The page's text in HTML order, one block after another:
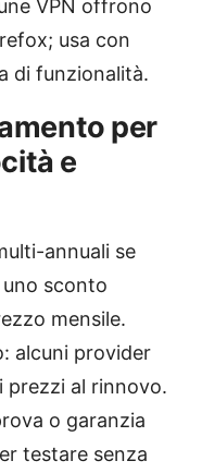
VPN offrono
usa con
di funzionalità.
per
e
annuali se
sconto
mensile.
alcuni provider
prezzi al rinnovo.
o garanzia
testare senza